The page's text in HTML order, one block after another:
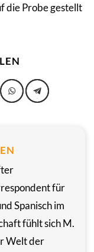
die Probe gestellt
für
Spanisch im
fühlt sich M.
Welt der